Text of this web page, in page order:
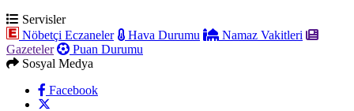
Servisler
Nöbetçi Eczaneler
Hava Durumu
Namaz Vakitleri
Gazeteler
Puan Durumu
Sosyal Medya
Facebook